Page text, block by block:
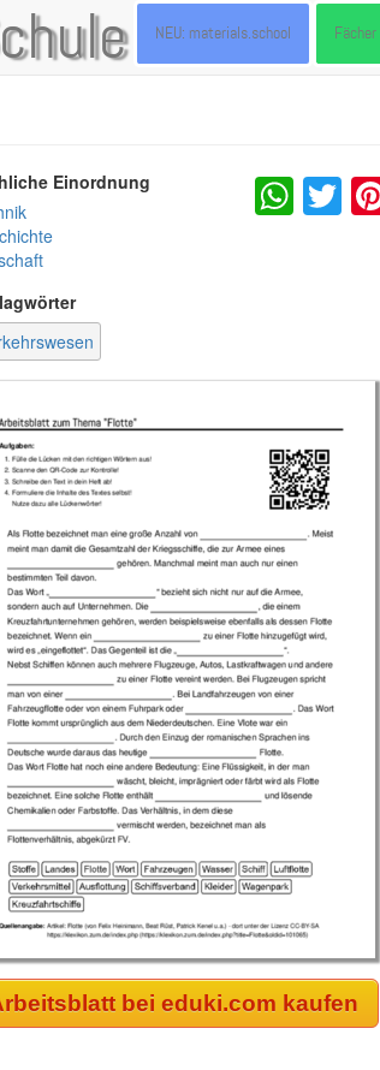
NEU: materials.school Fächer
Einordnung
bei eduki.com kaufen